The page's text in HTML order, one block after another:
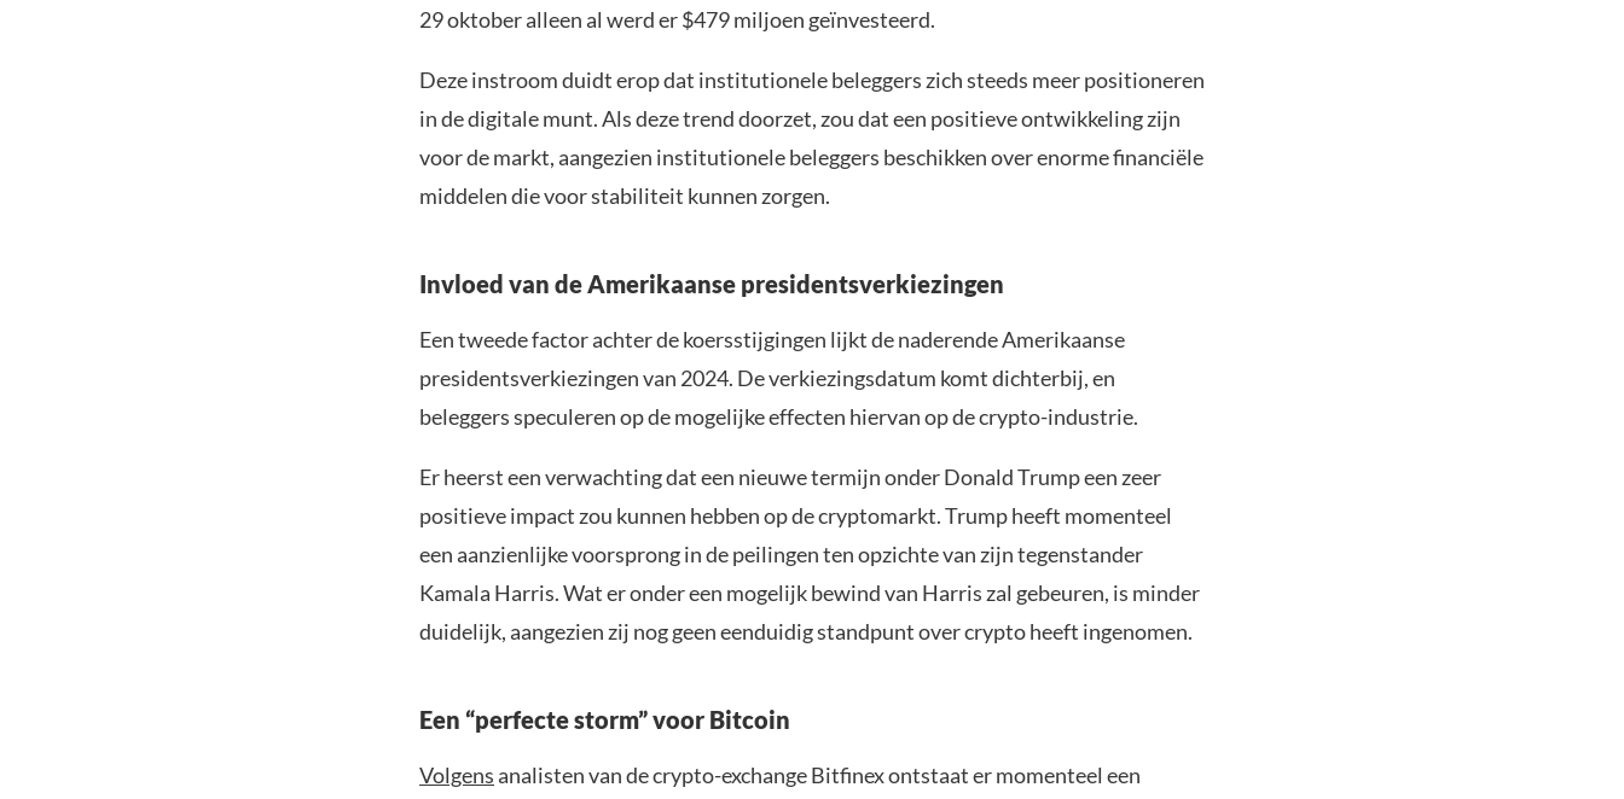
29 oktober alleen al werd er $479 miljoen geïnvesteerd.
Deze instroom duidt erop dat institutionele beleggers zich steeds meer positioneren
in de digitale munt. Als deze trend doorzet, zou dat een positieve ontwikkeling zijn
voor de markt, aangezien institutionele beleggers beschikken over enorme financiële
middelen die voor stabiliteit kunnen zorgen.
Invloed van de Amerikaanse presidentsverkiezingen
Een tweede factor achter de koersstijgingen lijkt de naderende Amerikaanse
presidentsverkiezingen van 2024. De verkiezingsdatum komt dichterbij, en
beleggers speculeren op de mogelijke effecten hiervan op de crypto-industrie.
Er heerst een verwachting dat een nieuwe termijn onder Donald Trump een zeer
positieve impact zou kunnen hebben op de cryptomarkt. Trump heeft momenteel
een aanzienlijke voorsprong in de peilingen ten opzichte van zijn tegenstander
Kamala Harris. Wat er onder een mogelijk bewind van Harris zal gebeuren, is minder
duidelijk, aangezien zij nog geen eenduidig standpunt over crypto heeft ingenomen.
Een “perfecte storm” voor Bitcoin
Volgensanalisten van de crypto-exchange Bitfinex ontstaat er momenteel een